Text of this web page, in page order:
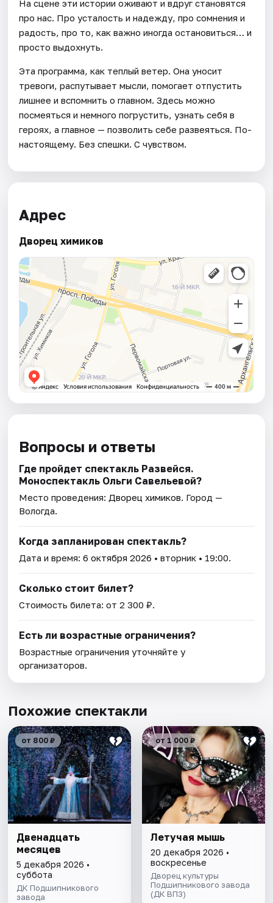
На сцене эти истории оживают и вдруг становятся
про нас. Про усталость и надежду, про сомнения и
радость, про то, как важно иногда остановиться… и
просто выдохнуть.
Эта программа, как теплый ветер. Она уносит
тревоги, распутывает мысли, помогает отпустить
лишнее и вспомнить о главном. Здесь можно
посмеяться и немного погрустить, узнать себя в
героях, а главное — позволить себе развеяться. По-
настоящему. Без спешки. С чувством.
Адрес
Дворец химиков
Вопросы и ответы
Где пройдет спектакль Развейся.
Моноспектакль Ольги Савельевой?
Место проведения: Дворец химиков. Город —
Вологда.
Когда запланирован спектакль?
Дата и время:6 октября 2026 • вторник • 19:00.
Сколько стоит билет?
Стоимость билета: от 2 300 ₽.
Есть ли возрастные ограничения?
Возрастные ограничения уточняйте у
организаторов.
Похожие спектакли
от 800 ₽
Двенадцать
месяцев
5 декабря 2026 •
суббота
ДК Подшипникового
завода
от 1 000 ₽
Летучая мышь
20 декабря 2026 •
воскресенье
Дворец культуры
Подшипникового завода
(ДК ВПЗ)